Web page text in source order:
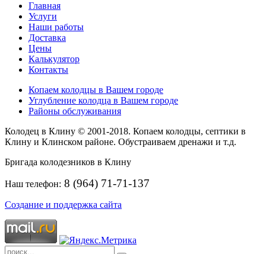
Главная
Услуги
Наши работы
Доставка
Цены
Калькулятор
Контакты
Копаем колодцы в Вашем городе
Углубление колодца в Вашем городе
Районы обслуживания
Колодец в Клину © 2001-2018. Копаем колодцы, септики в
Клину и Клинском районе. Обустраиваем дренажи и т.д.
Бригада колодезников в Клину
Наш телефон: 8 (964) 71-71-137
Создание и поддержка сайта